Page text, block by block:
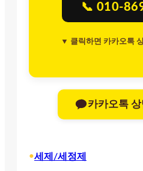
📞 010-
▼ 클릭하면 카카오톡
카카오톡 상
•세제/세정제